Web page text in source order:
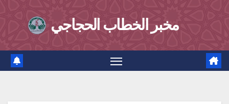
مخبر الخطاب الحجاجي